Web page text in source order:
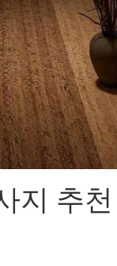
지 추